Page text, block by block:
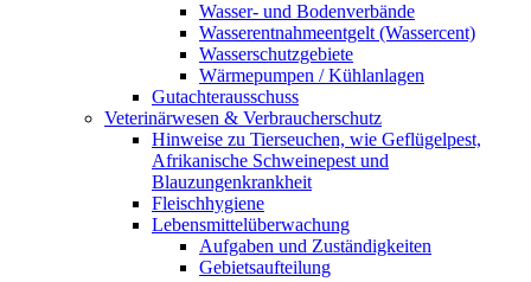
Wasser- und Bodenverbände
Wasserentnahmeentgelt (Wassercent)
Wasserschutzgebiete
Wärmepumpen / Kühlanlagen
Gutachterausschuss
Veterinärwesen & Verbraucherschutz
Hinweise zu Tierseuchen, wie Geflügelpest,
Afrikanische Schweinepest und
Blauzungenkrankheit
Fleischhygiene
Lebensmittelüberwachung
Aufgaben und Zuständigkeiten
Gebietsaufteilung